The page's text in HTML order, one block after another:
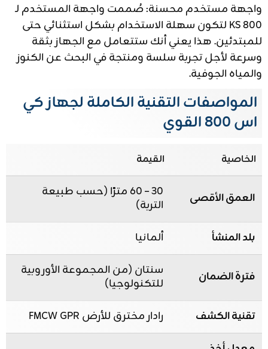
واجهة مستخدم محسنة: صُممت واجهة المستخدم لـ
KS 800 لتكون سهلة الاستخدام بشكل استثنائي حتى
للمبتدئين. هذا يعني أنك ستتعامل مع الجهاز بثقة
وسرعة لأجل تجربة سلسة ومنتجة في البحث عن الكنوز
والمياه الجوفية.
المواصفات التقنية الكاملة لجهاز كي
اس 800 القوي
الخاصية القيمة
العمق الأقصى
30 – 60 مترًا (حسب طبيعة
التربة)
بلد المنشأ
ألمانيا
فترة الضمان
سنتان (من المجموعة الأوروبية
للتكنولوجيا)
تقنية الكشف
رادار مخترق للأرض FMCW GPR